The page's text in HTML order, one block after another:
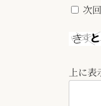
次
上に